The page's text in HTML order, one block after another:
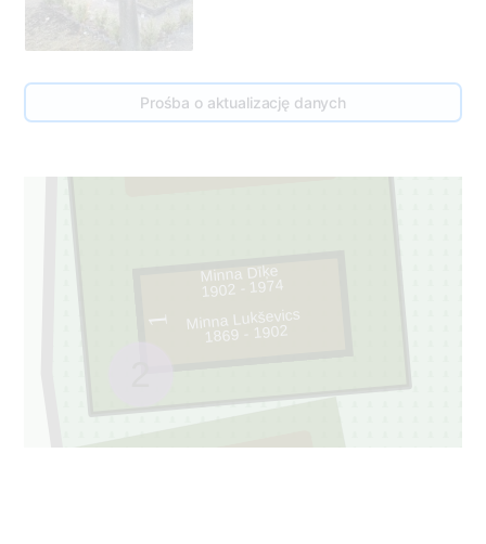
Prośba o aktualizację danych
1
Minna Dīķe
1902 - 1974
Minna Lukševics
1869 - 1902